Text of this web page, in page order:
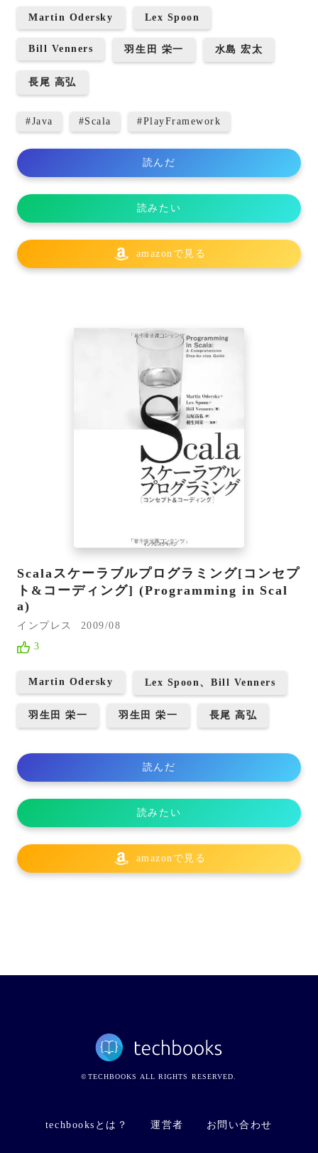
Martin Odersky Lex Spoon
Bill Venners 羽生田 栄一 水島 宏太
長尾 高弘
#Java #Scala #PlayFramework
読んだ
読みたい
amazonで見る
Scalaスケーラブルプログラミング[コンセプ
ト&コーディング] (Programming in Scal
a)
インプレス
2009/08
3
Martin Odersky Lex Spoon、Bill Venners
羽生田 栄一 羽生田 栄一 長尾 高弘
読んだ
読みたい
amazonで見る
©TECHBOOKS ALL RIGHTS RESERVED.
techbooksとは？ 運営者 お問い合わせ